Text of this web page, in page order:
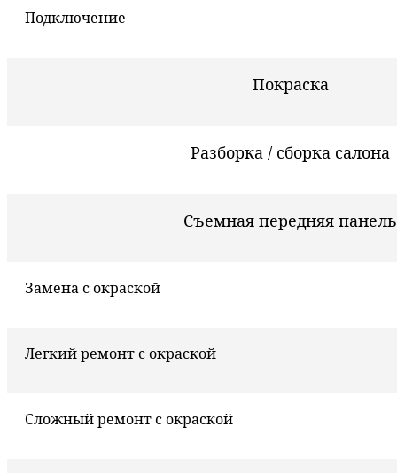
Подключение
Покраска
Разборка / сборка салона
Съемная передняя панель
Замена с окраской
Легкий ремонт с окраской
Сложный ремонт с окраской